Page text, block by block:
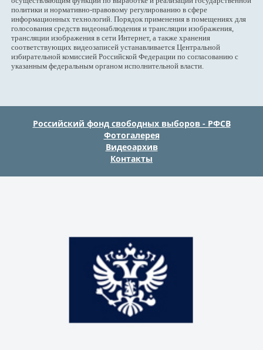
политики и нормативно-правовому регулированию в сфере
информационных технологий. Порядок применения в помещениях для
голосования средств видеонаблюдения и трансляции изображения,
трансляции изображения в сети Интернет, а также хранения
соответствующих видеозаписей устанавливается Центральной
избирательной комиссией Российской Федерации по согласованию с
указанным федеральным органом исполнительной власти.
Российский фонд свободных выборов - РФСВ
Фотогалерея
Видеоархив
Контакты